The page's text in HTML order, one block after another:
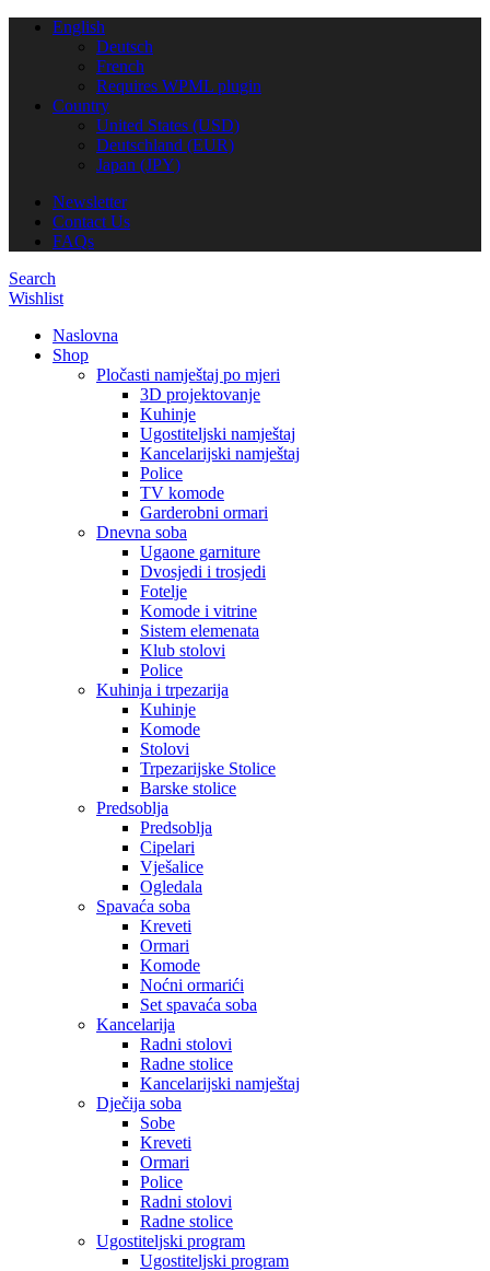
English
Deutsch
French
Requires WPML plugin
Country
United States (USD)
Deutschland (EUR)
Japan (JPY)
Newsletter
Contact Us
FAQs
Search
Wishlist
Naslovna
Shop
Pločasti namještaj po mjeri
3D projektovanje
Kuhinje
Ugostiteljski namještaj
Kancelarijski namještaj
Police
TV komode
Garderobni ormari
Dnevna soba
Ugaone garniture
Dvosjedi i trosjedi
Fotelje
Komode i vitrine
Sistem elemenata
Klub stolovi
Police
Kuhinja i trpezarija
Kuhinje
Komode
Stolovi
Trpezarijske Stolice
Barske stolice
Predsoblja
Predsoblja
Cipelari
Vješalice
Ogledala
Spavaća soba
Kreveti
Ormari
Komode
Noćni ormarići
Set spavaća soba
Kancelarija
Radni stolovi
Radne stolice
Kancelarijski namještaj
Dječija soba
Sobe
Kreveti
Ormari
Police
Radni stolovi
Radne stolice
Ugostiteljski program
Ugostiteljski program